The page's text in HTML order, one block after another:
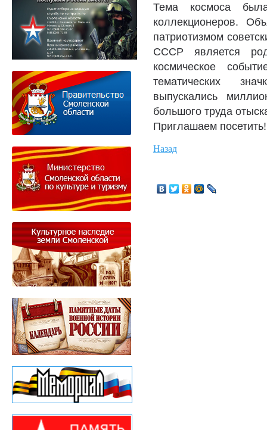
Тема космоса
коллекционеров.
патриотизмом
СССР является
космическое
тематических
выпускались
большого труда
Приглашаем посетить!
Назад